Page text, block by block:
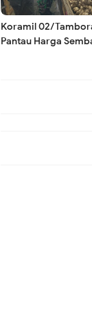
Sejumlah Titik
Koramil 02/
Pantau Harga